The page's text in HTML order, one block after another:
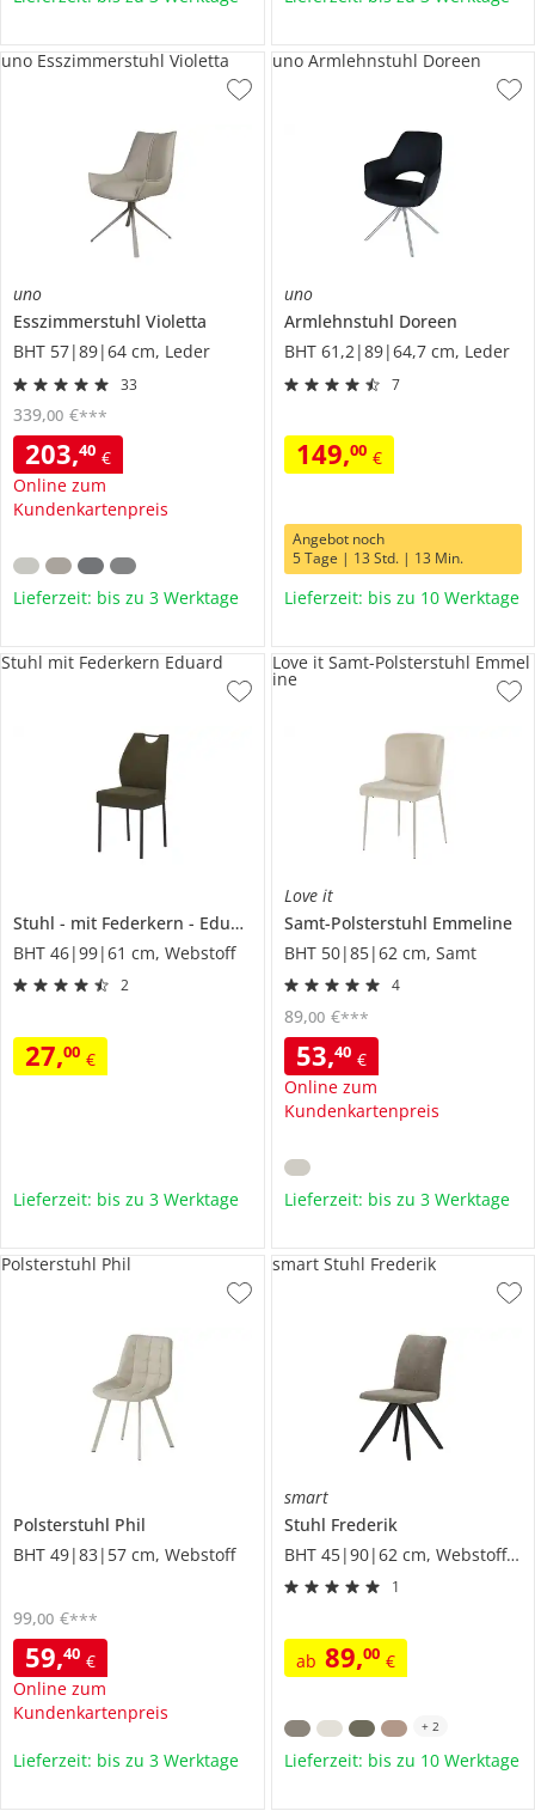
uno
Esszimmerstuhl Violetta
BHT 57|89|64 cm, Leder
33
203,40 €
Online zum
Kundenkartenpreis
339,00 €***
uno Esszimmerstuhl Violetta
Lieferzeit: bis zu 3 Werktage
uno
Armlehnstuhl Doreen
BHT 61,2|89|64,7 cm, Leder
7
149,00 €
uno Armlehnstuhl Doreen
Angebot noch
5 Tage | 13 Std. | 13 Min.
Lieferzeit: bis zu 10 Werktage
Stuhl mit Federkern
Eduard
BHT 46|99|61 cm, Webstoff
2
27,00 €
Stuhl mit Federkern Eduard
Lieferzeit: bis zu 3 Werktage
Love it
Samt-Polsterstuhl Emmeline
BHT 50|85|62 cm, Samt
4
53,40 €
Online zum
Kundenkartenpreis
89,00 €***
Love it Samt-Polsterstuhl Emmel
ine
Lieferzeit: bis zu 3 Werktage
Polsterstuhl Phil
BHT 49|83|57 cm, Webstoff
59,40 €
Online zum
Kundenkartenpreis
99,00 €***
Polsterstuhl Phil
Lieferzeit: bis zu 3 Werktage
smart
Stuhl Frederik
BHT 45|90|62 cm, Webstoff fein
1
ab 89,00 €
smart Stuhl Frederik
+ 2
Lieferzeit: bis zu 10 Werktage